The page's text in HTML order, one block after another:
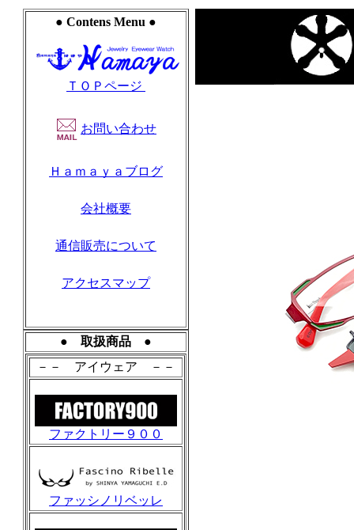
● Contens Menu ●
ＴＯＰページ
お問い合わせ
Ｈａｍａｙａブログ
会社概要
通信販売について
アクセスマップ
● 取扱商品 ●
－－ アイウェア －－
ファクトリー９００
ファッシノリベッレ